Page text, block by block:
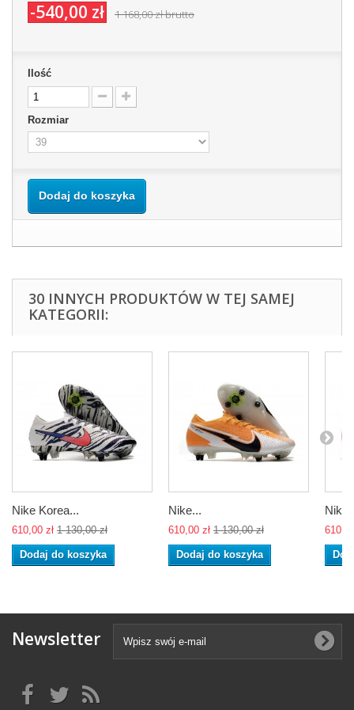
-540,00 zł 1 168,00 złbrutto
Ilość
Rozmiar
Dodaj do koszyka
30 INNYCH PRODUKTÓW W TEJ SAMEJ
KATEGORII:
Nike Korea...
610,00 zł 1 130,00 zł
Dodaj do koszyka
Nike...
610,00 zł 1 130,00 zł
Dodaj do koszyka
Newsletter